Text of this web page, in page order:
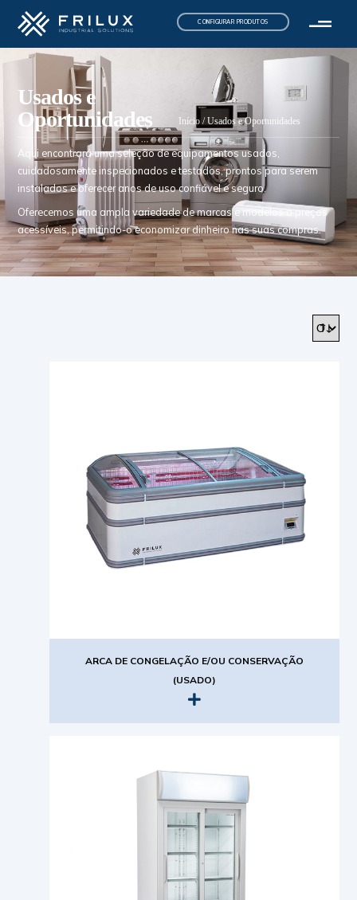
CONFIGURAR PRODUTOS
Usados e
Oportunidades
Início / Usados e Oportunidades
Aqui encontrará uma seleção de equipamentos usados,
cuidadosamente inspecionados e testados, prontos para serem
instalados e oferecer anos de uso confiável e seguro.
Oferecemos uma ampla variedade de marcas e modelos a preços
acessíveis, permitindo-o economizar dinheiro nas suas compras.
ARCA DE CONGELAÇÃO E/OU CONSERVAÇÃO
(USADO)